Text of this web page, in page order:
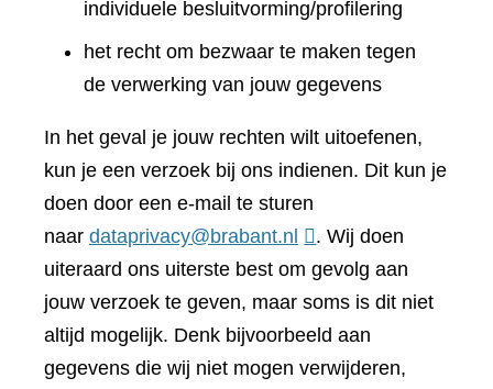
individuele besluitvorming/profilering
het recht om bezwaar te maken tegen
de verwerking van jouw gegevens
In het geval je jouw rechten wilt uitoefenen,
kun je een verzoek bij ons indienen. Dit kun je
doen door een e-mail te sturen
naar dataprivacy@brabant.nl
. Wij doen
uiteraard ons uiterste best om gevolg aan
jouw verzoek te geven, maar soms is dit niet
altijd mogelijk. Denk bijvoorbeeld aan
gegevens die wij niet mogen verwijderen,